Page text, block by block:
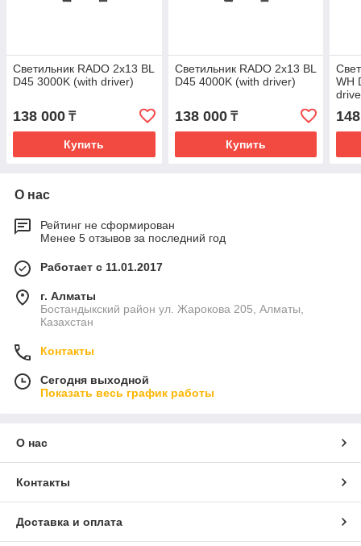
Светильник RADO 2x13 BL
D45 3000K (with driver)
138 000 ₸
Купить
Светильник RADO 2x13 BL
D45 4000K (with driver)
138 000₸
Купить
WH
О нас
Рейтинг не сформирован
Менее 5 отзывов за последний год
Работает с 11.01.2017
г. Алматы
Бостандыкский район ул. Жарокова 205, Алматы,
Казахстан
Контакты
Сегодня выходной
Показать весь график работы
О нас
Контакты
Доставка и оплата